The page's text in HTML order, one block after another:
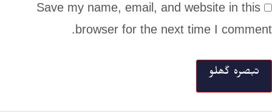
Save my name, email, and website in this
browser for the next time I comment.